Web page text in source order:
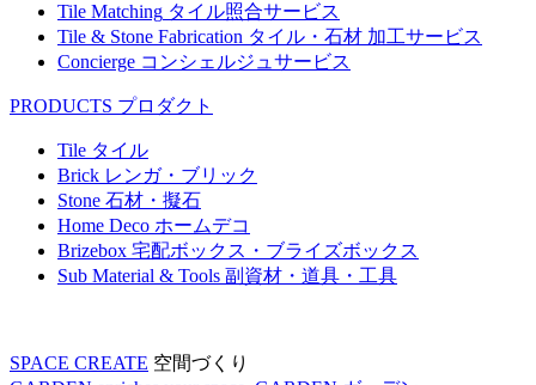
Tile Matching タイル照合サービス
Tile & Stone Fabrication タイル・石材 加工サービス
Concierge コンシェルジュサービス
PRODUCTS プロダクト
Tile タイル
Brick レンガ・ブリック
Stone 石材・擬石
Home Deco ホームデコ
Brizebox 宅配ボックス・ブライズボックス
Sub Material & Tools 副資材・道具・工具
SPACE CREATE 空間づくり